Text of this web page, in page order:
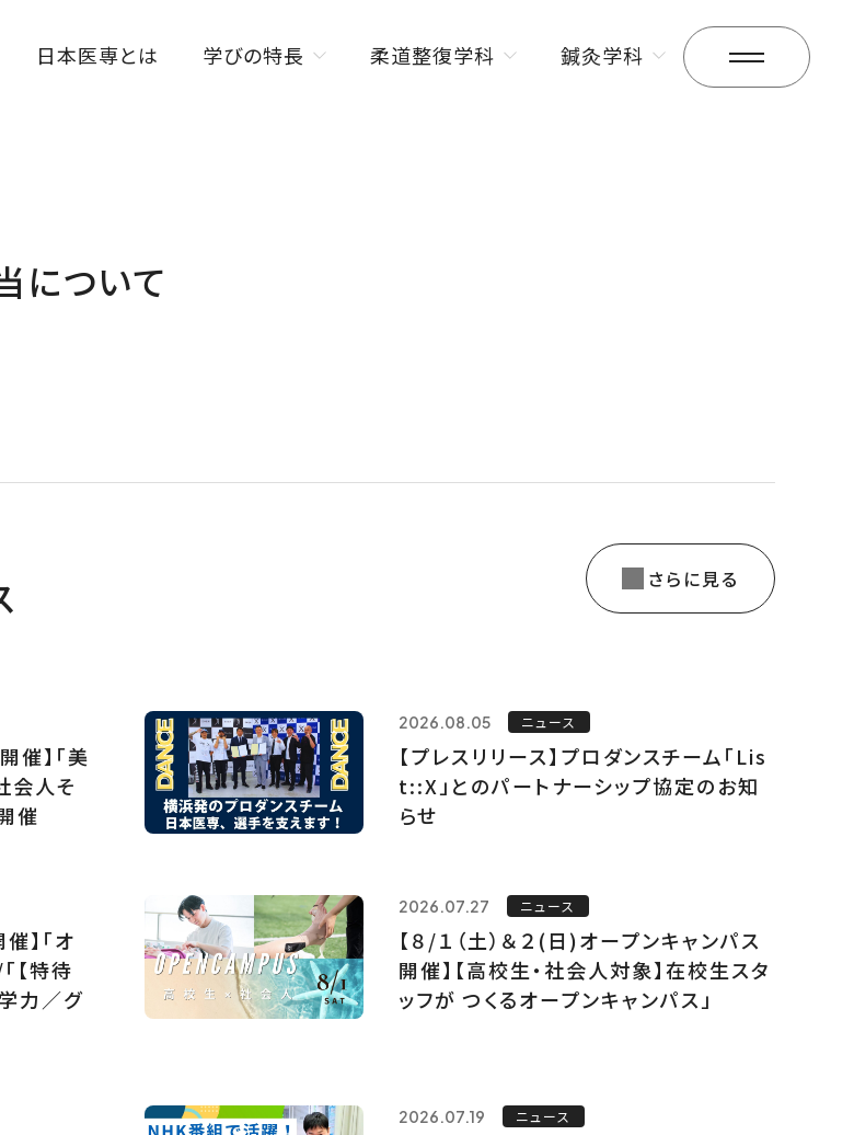
日本医専とは 学びの特長 柔道整復学科 鍼灸学科
について
催】「美
会人そ
催
2026.08.05 ニュース
【プレスリリース】プロダンスチーム「Lis
t::X」とのパートナーシップ協定のお知
らせ
】「オ
【特待
力／グ
2026.07.27 ニュース
【８/１（土）＆２(日)オープンキャンパス
開催】【高校生・社会人対象】在校生スタ
ッフが つくるオープンキャンパス」
2026.07.19 ニュース
さらに見る